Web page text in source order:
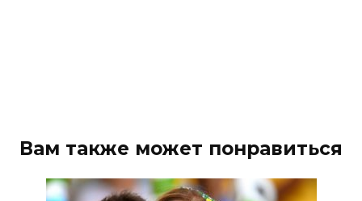
Вам также может понравиться